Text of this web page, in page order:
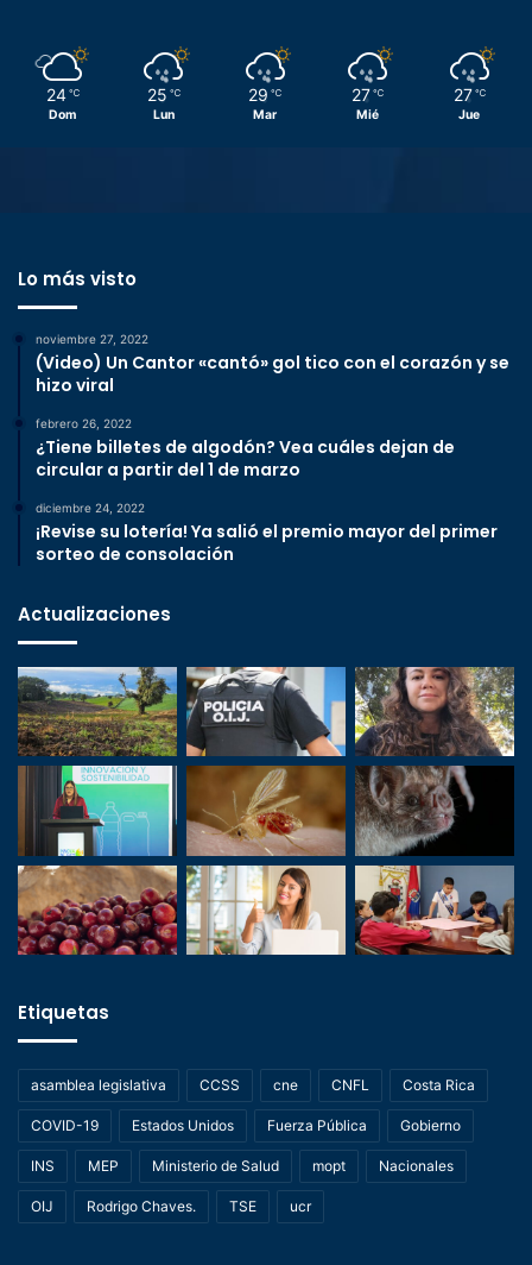
24 ℃
Dom
25 ℃
Lun
29 ℃
Mar
27 ℃
Mié
27 ℃
Jue
Lo más visto
noviembre 27, 2022
(Video) Un Cantor «cantó» gol tico con el corazón y se
hizo viral
febrero 26, 2022
¿Tiene billetes de algodón? Vea cuáles dejan de
circular a partir del 1 de marzo
diciembre 24, 2022
¡Revise su lotería! Ya salió el premio mayor del primer
sorteo de consolación
Actualizaciones
Etiquetas
asamblea legislativa CCSS cne CNFL Costa Rica
COVID-19 Estados Unidos Fuerza Pública Gobierno
INS MEP Ministerio de Salud mopt Nacionales
OIJ Rodrigo Chaves. TSE ucr